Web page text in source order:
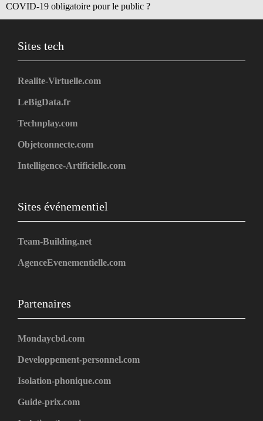
COVID-19 obligatoire pour le public ?
Sites tech
Realite-Virtuelle.com
LeBigData.fr
Technplay.com
Objetconnecte.com
Intelligence-Artificielle.com
Sites événementiel
Team-Building.net
AgenceEvenementielle.com
Partenaires
Mondaycbd.com
Developpement-personnel.com
Isolation-phonique.com
Guide-prix.com